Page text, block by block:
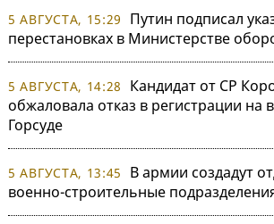
5 АВГУСТА, 15:29
Путин подписал
перестановках в Министерстве
5 АВГУСТА, 14:28
Кандидат от СР
обжаловала отказ в регистрации на
Горсуде
5 АВГУСТА, 13:45
В армии создадут
военно-строительные